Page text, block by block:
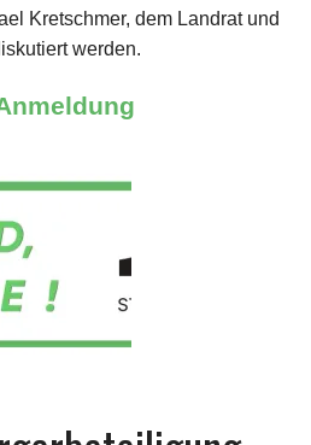
Kretschmer, dem Landrat und
werden.